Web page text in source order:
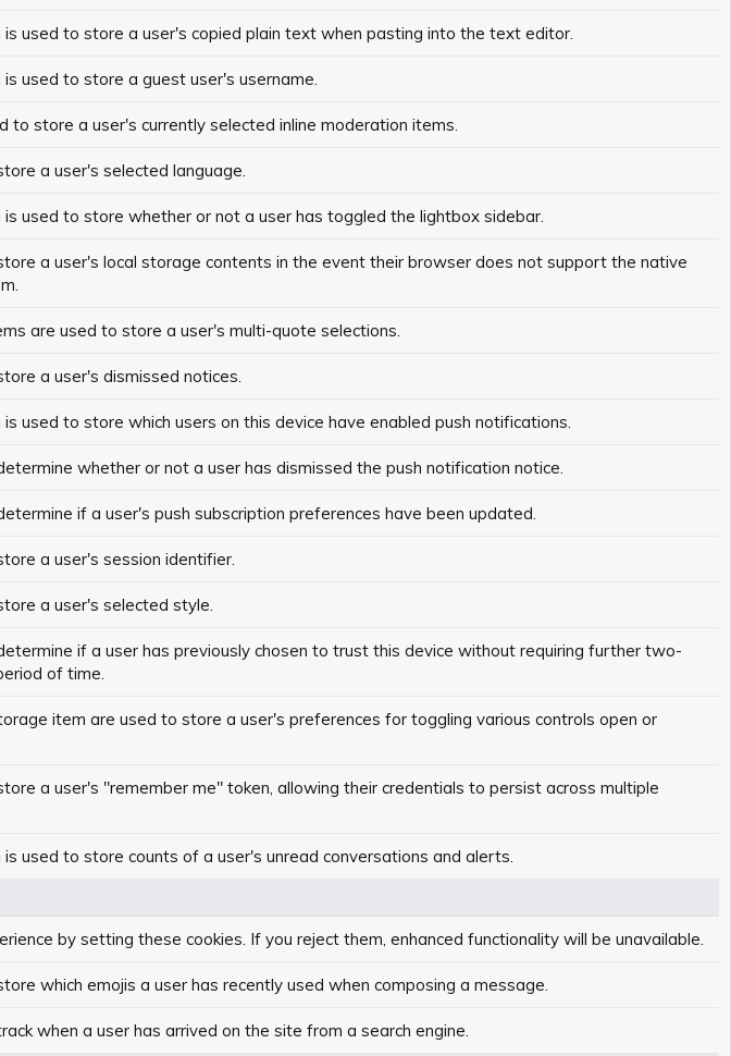
used to store a user's copied plain text when pasting into the text editor.
used to store a guest user's username.
to store a user's currently selected inline moderation items.
a user's selected language.
used to store whether or not a user has toggled the lightbox sidebar.
a user's local storage contents in the event their browser does not support the native
are used to store a user's multi-quote selections.
a user's dismissed notices.
used to store which users on this device have enabled push notifications.
whether or not a user has dismissed the push notification notice.
if a user's push subscription preferences have been updated.
a user's session identifier.
a user's selected style.
if a user has previously chosen to trust this device without requiring further two-
of time.
item are used to store a user's preferences for toggling various controls open or
a user's "remember me" token, allowing their credentials to persist across multiple
used to store counts of a user's unread conversations and alerts.
by setting these cookies. If you reject them, enhanced functionality will be unavailable.
which emojis a user has recently used when composing a message.
when a user has arrived on the site from a search engine.